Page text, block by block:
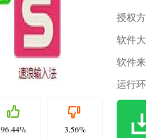
96.44% 3.56%
授权
软件大
软件来
运行